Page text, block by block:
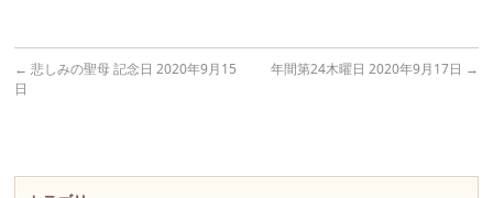
← 悲しみの聖母 記念日 2020年9月15
日
年間第24木曜日 2020年9月17日 →